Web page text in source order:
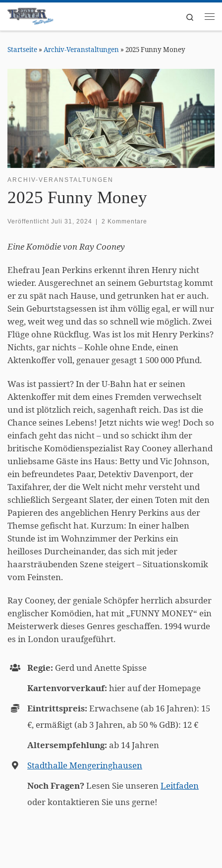
Zum Inhalt springen
Search
Startseite » Archiv-Veranstaltungen » 2025 Funny Money
ARCHIV-VERANSTALTUNGEN
2025 Funny Money
Veröffentlicht Juli 31, 2024 2 Kommentare
Eine Komödie von Ray Cooney
Ehefrau Jean Perkins erkennt ihren Henry nicht
wieder. Ausgerechnet an seinem Geburtstag kommt
er zu spät nach Hause, und getrunken hat er auch.
Sein Geburtstagsessen ist ihm völlig egal, er will nur
weg, weit weg und das so schnell wie möglich. Zwei
Flüge ohne Rückflug. Was ist los mit Henry Perkins?
Nichts, gar nichts – Kohle ohne Ende, einen
Aktenkoffer voll, genauer gesagt 1 500 000 Pfund.
Was ist passiert? In der U-Bahn hat er seinen
Aktenkoffer mit dem eines Fremden verwechselt
und ist plötzlich reich, sagenhaft reich. Das ist die
Chance seines Lebens! Jetzt nichts wie weg! Doch so
einfach geht das nicht – und so schickt ihm der
britische Komödienspezialist Ray Cooney allerhand
unliebsame Gäste ins Haus: Betty und Vic Johnson,
ein befreundetes Paar, Detektiv Davenport, der
Taxifahrer, der die Welt nicht mehr versteht und
schließlich Sergeant Slater, der einen Toten mit den
Papieren des angeblichen Henry Perkins aus der
Themse gefischt hat. Kurzum: In einer halben
Stunde ist im Wohnzimmer der Perkins ein
heilloses Durcheinander, das sich mit jeder
haarsträubenden Szene steigert – Situationskomik
vom Feinsten.
Ray Cooney, der geniale Schöpfer herrlich absurder
englischer Komödien, hat mit „FUNNY MONEY“ ein
Meisterwerk dieses Genres geschaffen. 1994 wurde
es in London uraufgeführt.
Regie: Gerd und Anette Spisse
Kartenvorverkauf: hier auf der Homepage
Eintrittspreis: Erwachsene (ab 16 Jahren): 15
€, ermäßigt (ab 3 Jahren, ab 50 % GdB): 12 €
Altersempfehlung: ab 14 Jahren
Stadthalle Mengeringhausen
Noch Fragen?Lesen Sie unserenLeitfaden
oder kontaktieren Sie uns gerne!